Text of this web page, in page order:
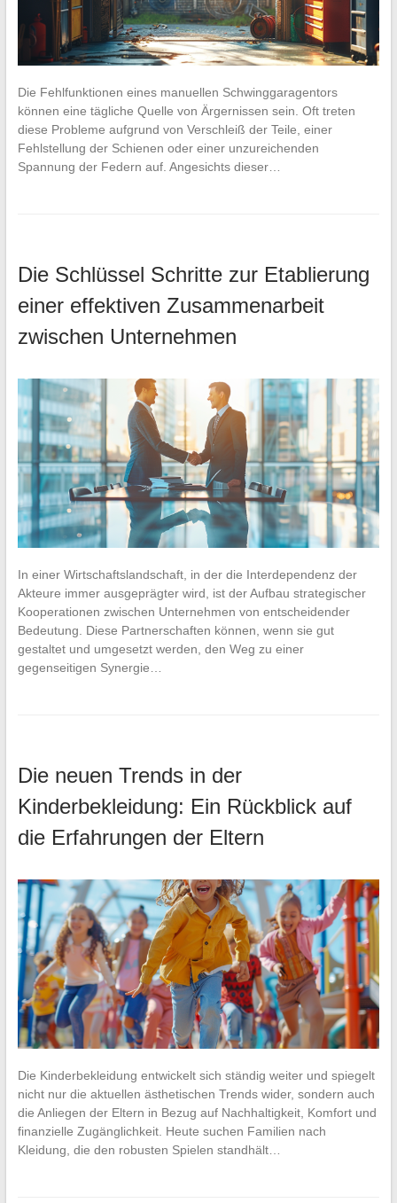
Die Fehlfunktionen eines manuellen Schwinggaragentors
können eine tägliche Quelle von Ärgernissen sein. Oft treten
diese Probleme aufgrund von Verschleiß der Teile, einer
Fehlstellung der Schienen oder einer unzureichenden
Spannung der Federn auf. Angesichts dieser…
Die Schlüssel Schritte zur Etablierung
einer effektiven Zusammenarbeit
zwischen Unternehmen
In einer Wirtschaftslandschaft, in der die Interdependenz der
Akteure immer ausgeprägter wird, ist der Aufbau strategischer
Kooperationen zwischen Unternehmen von entscheidender
Bedeutung. Diese Partnerschaften können, wenn sie gut
gestaltet und umgesetzt werden, den Weg zu einer
gegenseitigen Synergie…
Die neuen Trends in der
Kinderbekleidung: Ein Rückblick auf
die Erfahrungen der Eltern
Die Kinderbekleidung entwickelt sich ständig weiter und spiegelt
nicht nur die aktuellen ästhetischen Trends wider, sondern auch
die Anliegen der Eltern in Bezug auf Nachhaltigkeit, Komfort und
finanzielle Zugänglichkeit. Heute suchen Familien nach
Kleidung, die den robusten Spielen standhält…